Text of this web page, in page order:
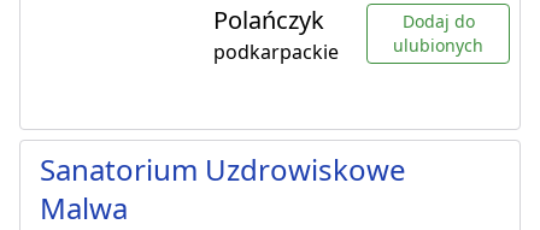
Polańczyk
podkarpackie
Dodaj do
ulubionych
Sanatorium Uzdrowiskowe
Malwa